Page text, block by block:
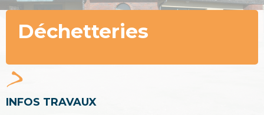
Déchetteries
INFOS TRAVAUX